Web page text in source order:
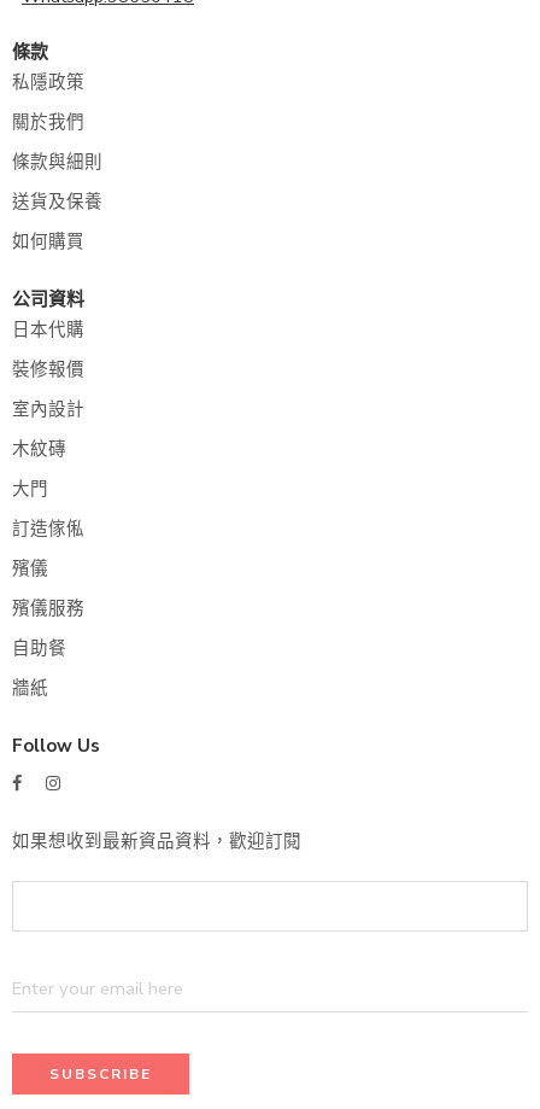
條款
私隱政策
關於我們
條款與細則
送貨及保養
如何購買
公司資料
日本代購
裝修報價
室內設計
木紋磚
大門
訂造傢俬
殯儀
殯儀服務
自助餐
牆紙
Follow Us
如果想收到最新資品資料，歡迎訂閱